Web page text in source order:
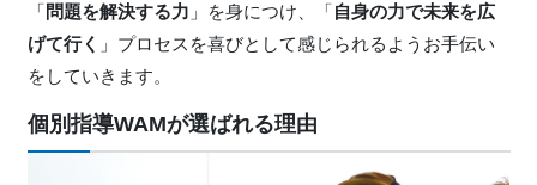
「問題を解決する力 」を身につけ、「自身の力で未来を広
げて行く 」プロセスを喜びとして感じられるようお手伝い
をしていきます。
個別指導WAMが選ばれる理由